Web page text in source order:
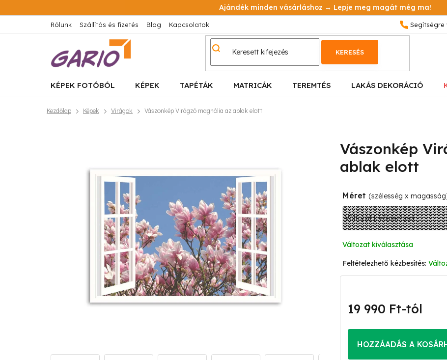
a
tartalomhoz
Ajándék minden vásárláshoz → Lepje meg magát még ma!
Rólunk Szállítás és fizetés Blog Kapcsolatok
KERESÉS
KÉPEK FOTÓBÓL KÉPEK TAPÉTÁK MATRICÁK TEREMTÉS LAKÁS DEKORÁCIÓ
Kezdőlap Képek Virágok Vászonkép Virágzó magnólia az ablak elott
Vászonkép
ablak elott
Méret (szélesség x
Változat kiválasztása
19 990 Ft-tól
HOZZÁADÁS A